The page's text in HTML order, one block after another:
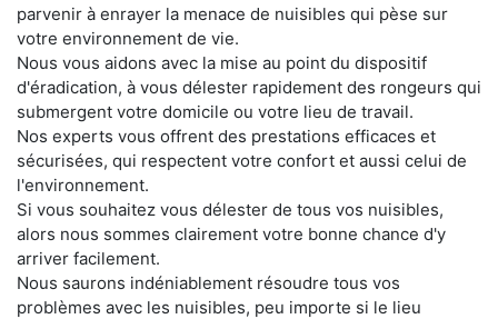
parvenir à enrayer la menace de nuisibles qui pèse sur
votre environnement de vie.
Nous vous aidons avec la mise au point du dispositif
d'éradication, à vous délester rapidement des rongeurs qui
submergent votre domicile ou votre lieu de travail.
Nos experts vous offrent des prestations efficaces et
sécurisées, qui respectent votre confort et aussi celui de
l'environnement.
Si vous souhaitez vous délester de tous vos nuisibles,
alors nous sommes clairement votre bonne chance d'y
arriver facilement.
Nous saurons indéniablement résoudre tous vos
problèmes avec les nuisibles, peu importe si le lieu